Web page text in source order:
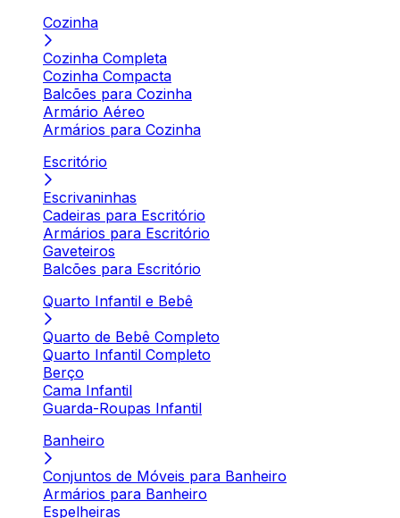
Cozinha
Cozinha Completa
Cozinha Compacta
Balcões para Cozinha
Armário Aéreo
Armários para Cozinha
Escritório
Escrivaninhas
Cadeiras para Escritório
Armários para Escritório
Gaveteiros
Balcões para Escritório
Quarto Infantil e Bebê
Quarto de Bebê Completo
Quarto Infantil Completo
Berço
Cama Infantil
Guarda-Roupas Infantil
Banheiro
Conjuntos de Móveis para Banheiro
Armários para Banheiro
Espelheiras